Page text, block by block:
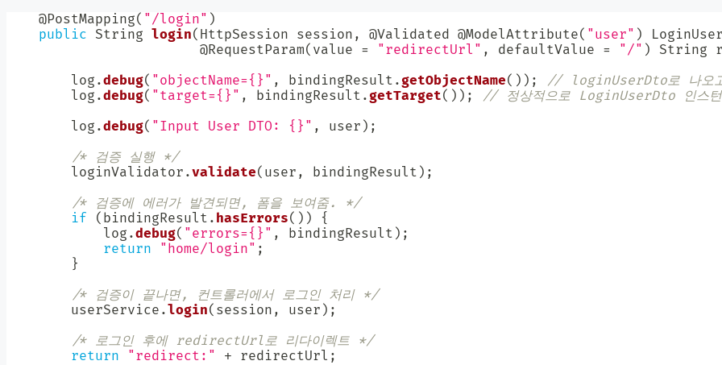
@PostMapping( "/login" )
public String login( HttpSession session , @Validated @ModelAttribute( "user" )
@RequestParam( value = "redirectUrl" , defaultValue = "/" ) String
        log
.debug( "objectName={}" , bindingResult . getObjectName( ) ) ;
// loginUserDto로 나오
        log
.debug( "target={}" , bindingResult . getTarget( ) ) ;
// 정상적으로 LoginUserDto 인스턴
        log
.debug( "Input User DTO: {}" , user ) ;
/* 검증 실행 */
        loginValidator
.validate( user , bindingResult ) ;
/* 검증에 에러가 발견되면, 폼을 보여줌. */
if
( bindingResult . hasErrors( ) )
{
            log
.debug( "errors={}" , bindingResult ) ;
return
"home/login" ;
}
/* 검증이 끝나면, 컨트롤러에서 로그인 처리 */
        userService
.login( session , user ) ;
/* 로그인 후에 redirectUrl로 리다이렉트 */
return
"redirect:" + redirectUrl ;